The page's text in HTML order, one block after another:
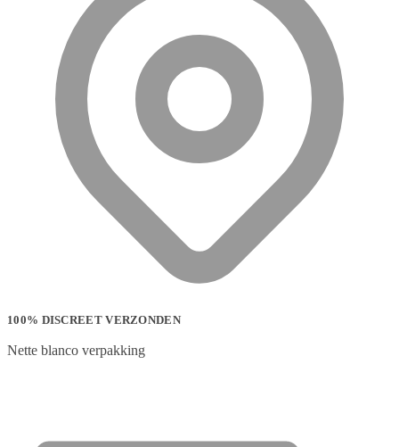
100% DISCREET VERZONDEN
Nette blanco verpakking